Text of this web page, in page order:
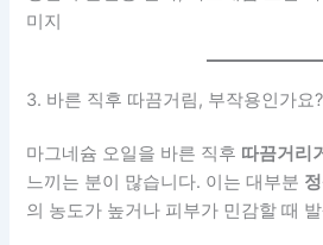
미지
3. 바른 직후 따끔거림, 부작용인가요?
마그네슘 오일을 바른 직후 따끔거리
느끼는 분이 많습니다. 이는 대부분
의 농도가 높거나 피부가 민감할 때